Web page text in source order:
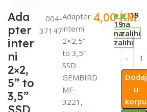
Ada
pter
inter
ni
2×2,
5” to
3,5”
004-
37147
Adapter
interni
2×2,5”
to 3,5”
SSD
GEMBIRD
MF-
3221,
4,00KM
19
na
zalihi
19
na
zalihi
Dodaj
u
korpu